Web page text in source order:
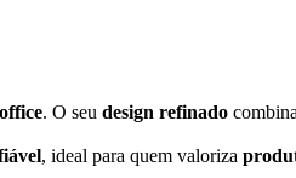
. O seu design refinado
, ideal para quem valoriza